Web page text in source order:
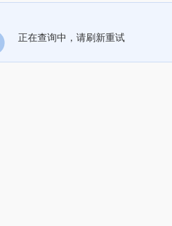
正在查询中，请刷新重试